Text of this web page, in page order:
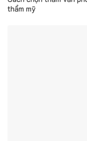
thẩm mỹ